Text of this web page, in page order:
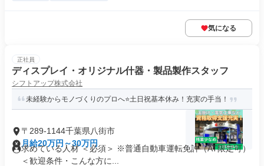
気になる
正社員
ディスプレイ・オリジナル什器・製品製作スタッフ
シフトアップ株式会社
未経験からモノづくりのプロへ⭐土日祝基本休み！充実の手当！
〒289-1144千葉県八街市
月給20万円～30万円
求めている人材 ＜必須＞ ※普通自動車運転免許（AT限定可）
＜歓迎条件・こんな方に...